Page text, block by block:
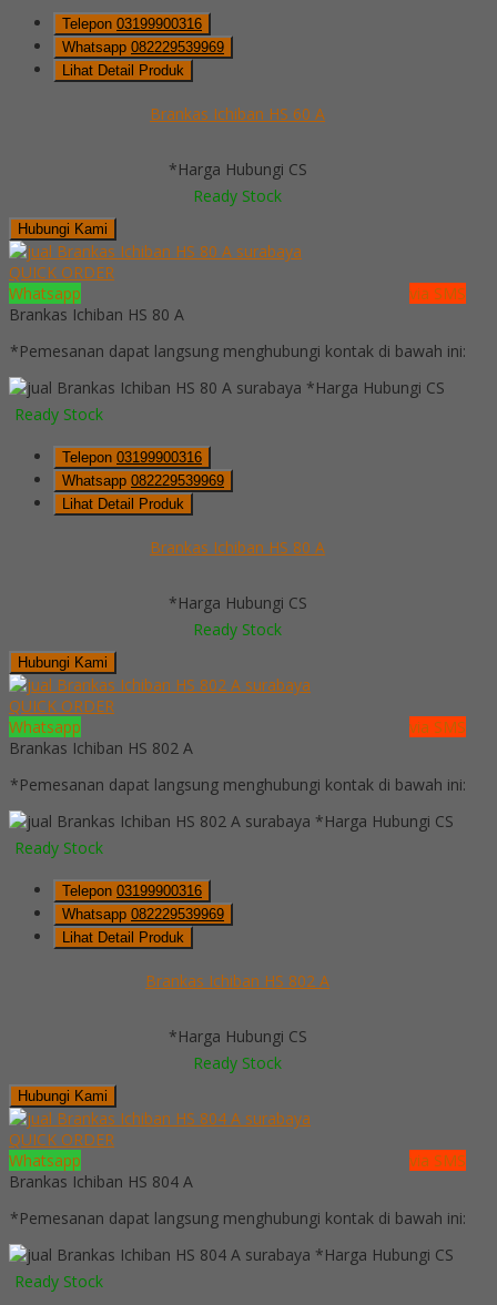
Telepon 03199900316
Whatsapp 082229539969
Lihat Detail Produk
Brankas Ichiban HS 60 A
*Harga Hubungi CS
Ready Stock
Hubungi Kami
QUICK ORDER
Whatsapp
via SMS
Brankas Ichiban HS 80 A
*Pemesanan dapat langsung menghubungi kontak di bawah ini:
*Harga Hubungi CS
Ready Stock
Telepon 03199900316
Whatsapp 082229539969
Lihat Detail Produk
Brankas Ichiban HS 80 A
*Harga Hubungi CS
Ready Stock
Hubungi Kami
QUICK ORDER
Whatsapp
via SMS
Brankas Ichiban HS 802 A
*Pemesanan dapat langsung menghubungi kontak di bawah ini:
*Harga Hubungi CS
Ready Stock
Telepon 03199900316
Whatsapp 082229539969
Lihat Detail Produk
Brankas Ichiban HS 802 A
*Harga Hubungi CS
Ready Stock
Hubungi Kami
QUICK ORDER
Whatsapp
via SMS
Brankas Ichiban HS 804 A
*Pemesanan dapat langsung menghubungi kontak di bawah ini:
*Harga Hubungi CS
Ready Stock